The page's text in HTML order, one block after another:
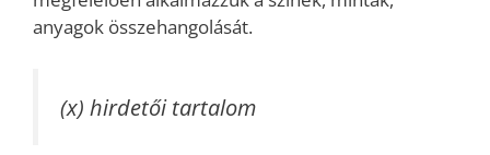
anyagok összehangolását.
(x) hirdetői tartalom